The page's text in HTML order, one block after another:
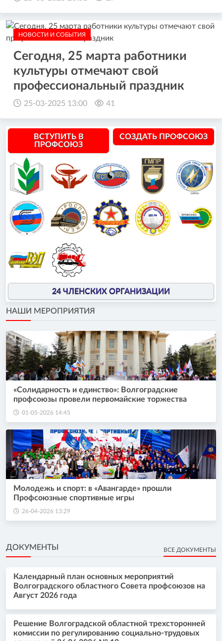
НОВОСТИ И СОБЫТИЯ
Сегодня, 25 марта работники
культуры отмечают свой
профессиональный праздник
25-03-2025 13:00 41
ВСТУПИТЬ В
ПРОФСОЮЗ
СОЗДАТЬ ПРОФСОЮЗ
24 ЧЛЕНСКИХ ОРГАНИЗАЦИИ
НАШИ МЕРОПРИЯТИЯ
«Солидарность и единство»: Волгоградские
профсоюзы провели первомайские торжества
01-05-2026 14:45
Молодежь и спорт: в «Авангарде» прошли
Профсоюзные спортивные игры
26-04-2026 13:29
ДОКУМЕНТЫ ВСЕ ДОКУМЕНТЫ
Календарный план основных мероприятий
Волгоградского областного Совета профсоюзов на
Август 2026 года
Решение Волгоградской областной трехсторонней
комиссии по регулированию социально-трудовых